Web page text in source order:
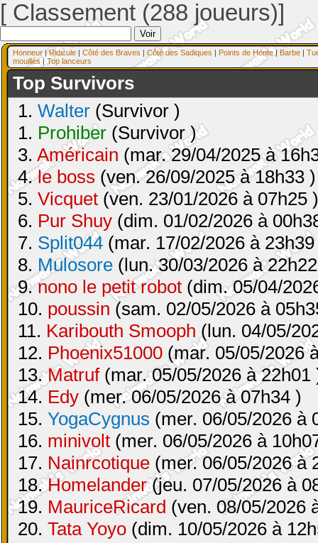
[ Classement (288 joueurs)]
Honneur|Ridicule | Côté des Braves | Côté des Sadiques | Points de Honte| Barbe |
mouillés| Top lanceurs
Top Survivors
1. Walter (Survivor )
1. Prohiber (Survivor )
3. Américain (mar. 29/04/2025 à
4.le boss (ven. 26/09/2025 à 18h33 )
5. Vicquet (ven. 23/01/2026 à 07h25 )
6. Pur Shuy (dim. 01/02/2026 à
7. Split044 (mar. 17/02/2026 à
8. Mulosore (lun. 30/03/2026 à
9.nono le petit robot (dim. 05/04/
10. poussin (sam. 02/05/2026 à
11. Karibouth Smooph (lun. 04/05/
12. Phoenix51000 (mar. 05/05/2026
13.Matruf(mar. 05/05/2026 à 22h01
14. Edy (mer. 06/05/2026 à 07h34 )
15. YogaCygnus (mer. 06/05/2026 à
16. minivolt (mer. 06/05/2026 à
17. Nainrcotique (mer. 06/05/2026 à
18.Homelander(jeu. 07/05/2026 à
19. MauriceRicard (ven. 08/05/2026
20. Tata Yoyo (dim. 10/05/2026 à